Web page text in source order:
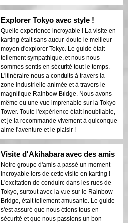
Explorer Tokyo avec style !
Quelle expérience incroyable ! La visite en
karting était sans aucun doute le meilleur
moyen d'explorer Tokyo. Le guide était
tellement sympathique, et nous nous
sommes sentis en sécurité tout le temps.
L'itinéraire nous a conduits à travers la
zone industrielle animée et à travers le
magnifique Rainbow Bridge. Nous avons
même eu une vue imprenable sur la Tokyo
Tower. Toute l'expérience était inoubliable,
et je la recommande vivement à quiconque
aime l'aventure et le plaisir !
Visite d'Akihabara avec des amis
Notre groupe d'amis a passé un moment
incroyable lors de cette visite en karting !
L'excitation de conduire dans les rues de
Tokyo, surtout avec la vue sur le Rainbow
Bridge, était tellement amusante. Le guide
s'est assuré que nous étions tous en
sécurité et que nous passions un bon